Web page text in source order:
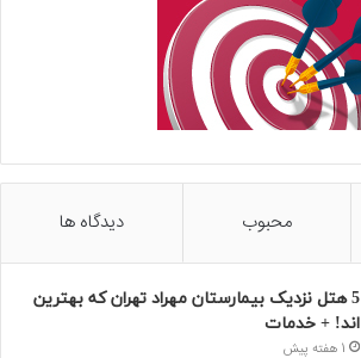
محبوب دیدگاه ها
5 هتل نزدیک بیمارستان مهراد تهران که بهترین‌
اند! + خدمات
1 هفته پیش